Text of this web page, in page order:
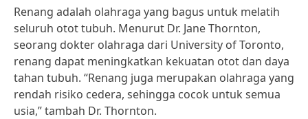
Renang adalah olahraga yang bagus untuk melatih
seluruh otot tubuh. Menurut Dr. Jane Thornton,
seorang dokter olahraga dari University of Toronto,
renang dapat meningkatkan kekuatan otot dan daya
tahan tubuh. “Renang juga merupakan olahraga yang
rendah risiko cedera, sehingga cocok untuk semua
usia,” tambah Dr. Thornton.